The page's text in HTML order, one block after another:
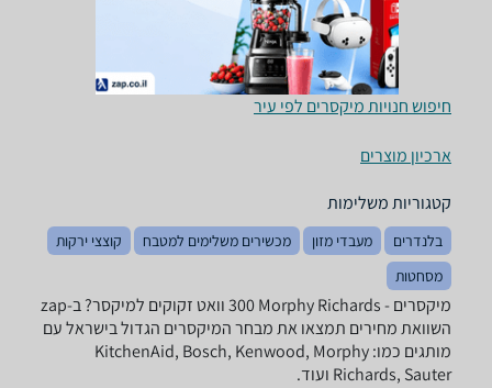
חיפוש חנויות מיקסרים לפי עיר
ארכיון מוצרים
קטגוריות משלימות
בלנדרים מעבדי מזון מכשירים משלימים למטבח
קוצצי ירקות
מסחטות
מיקסרים - ‏Morphy Richards ‏300 ‏וואט זקוקים למיקסר? ב-zap
השוואת מחירים תמצאו את מבחר המיקסרים הגדול בישראל עם
מותגים כמו: KitchenAid, Bosch, Kenwood, Morphy
Richards, Sauter ועוד.